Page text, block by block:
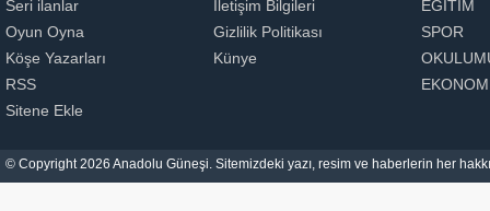
Seri ilanlar
Oyun Oyna
Köşe Yazarları
RSS
Sitene Ekle
İletişim Bilgileri
Gizlilik Politikası
Künye
EĞİTİM
SPOR
© Copyright 2026 Anadolu Güneşi. Sitemizdeki yazı, resim ve haberlerin her